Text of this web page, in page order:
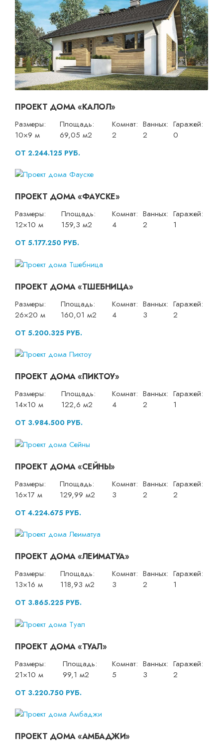
ПРОЕКТ ДОМА «КАЛОЛ»
Размеры:
10×9 м
Площадь:
69,05 м2
Комнат:
2
Ванных:
2
Гаражей:
0
ОТ 2.244.125 РУБ.
ПРОЕКТ ДОМА «ФАУСКЕ»
Размеры:
12×10 м
Площадь:
159,3 м2
Комнат:
4
Ванных:
2
Гаражей:
1
ОТ 5.177.250 РУБ.
ПРОЕКТ ДОМА «ТШЕБНИЦА»
Размеры:
26×20 м
Площадь:
160,01 м2
Комнат:
4
Ванных:
3
Гаражей:
2
ОТ 5.200.325 РУБ.
ПРОЕКТ ДОМА «ПИКТОУ»
Размеры:
14×10 м
Площадь:
122,6 м2
Комнат:
4
Ванных:
2
Гаражей:
1
ОТ 3.984.500 РУБ.
ПРОЕКТ ДОМА «СЕЙНЫ»
Размеры:
16×17 м
Площадь:
129,99 м2
Комнат:
3
Ванных:
2
Гаражей:
2
ОТ 4.224.675 РУБ.
ПРОЕКТ ДОМА «ЛЕИМАТУА»
Размеры:
13×16 м
Площадь:
118,93 м2
Комнат:
3
Ванных:
2
Гаражей:
1
ОТ 3.865.225 РУБ.
ПРОЕКТ ДОМА «ТУАЛ»
Размеры:
21×10 м
Площадь:
99,1 м2
Комнат:
5
Ванных:
3
Гаражей:
2
ОТ 3.220.750 РУБ.
ПРОЕКТ ДОМА «АМБАДЖИ»